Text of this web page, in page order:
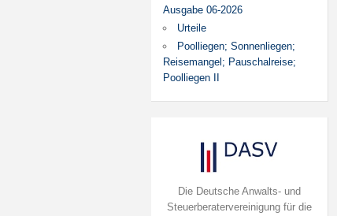
Ausgabe 06-2026
Urteile
Poolliegen; Sonnenliegen;
Reisemangel; Pauschalreise;
Poolliegen II
Die Deutsche Anwalts- und
Steuerberatervereinigung für die